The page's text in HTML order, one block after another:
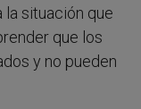
la situación que
que los
y no pueden